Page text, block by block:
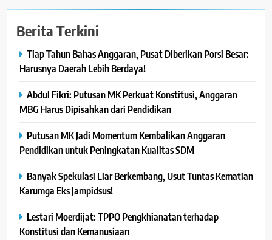
Berita Terkini
Tiap Tahun Bahas Anggaran, Pusat Diberikan Porsi Besar:
Harusnya Daerah Lebih Berdaya!
Abdul Fikri: Putusan MK Perkuat Konstitusi, Anggaran
MBG Harus Dipisahkan dari Pendidikan
Putusan MK Jadi Momentum Kembalikan Anggaran
Pendidikan untuk Peningkatan Kualitas SDM
Banyak Spekulasi Liar Berkembang, Usut Tuntas Kematian
Karumga Eks Jampidsus!
Lestari Moerdijat: TPPO Pengkhianatan terhadap
Konstitusi dan Kemanusiaan